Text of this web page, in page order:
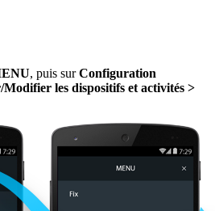
, puis surConfiguration
les dispositifs et activités >